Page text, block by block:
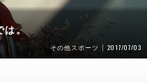
は。
その他スポーツ 2017/07/03